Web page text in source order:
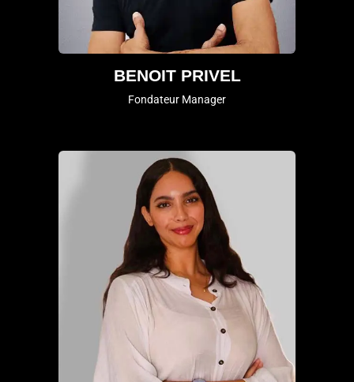
BENOIT PRIVEL
Fondateur Manager